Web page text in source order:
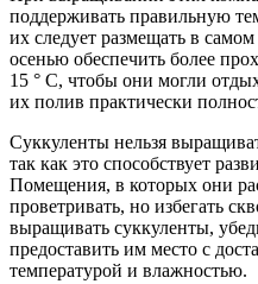
поддерживать правильную
их следует размещать в
осенью обеспечить более
15 ° С, чтобы они могли
их полив практически
Суккуленты нельзя
так как это способствует
Помещения, в которых они
проветривать, но избегать
выращивать суккуленты,
предоставить им место с
температурой и влажностью.